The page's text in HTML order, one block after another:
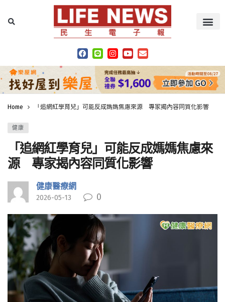
Home 「追網紅學育兒」可能反成媽媽焦慮來源 專家揭內容同質化影響
健康
「追網紅學育兒」可能反成媽媽焦慮來
源 專家揭內容同質化影響
健康醫療網
2026-05-13 0